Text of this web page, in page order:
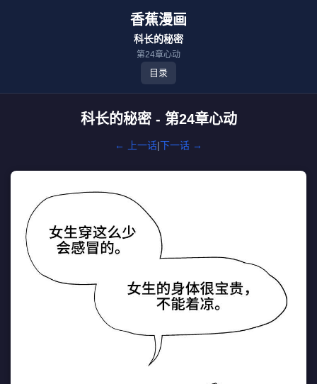
香蕉漫画
科长的秘密
第24章心动
目录
科长的秘密 - 第24章心动
← 上一话|下一话 →